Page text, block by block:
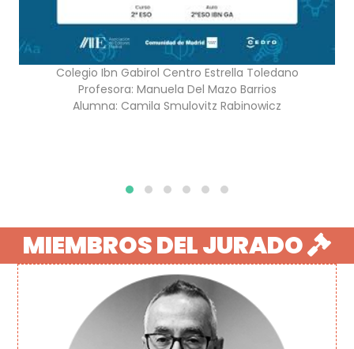
Colegio Ibn Gabirol Centro Estrella Toledano
Profesora: Manuela Del Mazo Barrios
Alumna: Camila Smulovitz Rabinowicz
MIEMBROS DEL JURADO